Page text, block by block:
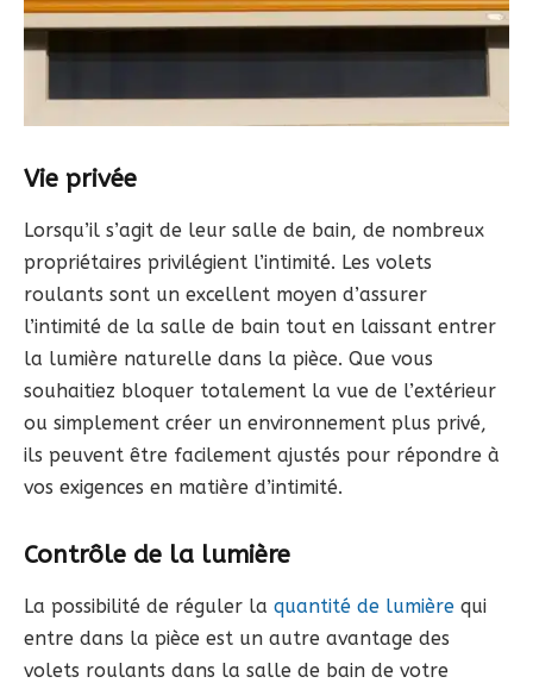
Vie privée
Lorsqu’il s’agit de leur salle de bain, de nombreux
propriétaires privilégient l’intimité. Les volets
roulants sont un excellent moyen d’assurer
l’intimité de la salle de bain tout en laissant entrer
la lumière naturelle dans la pièce. Que vous
souhaitiez bloquer totalement la vue de l’extérieur
ou simplement créer un environnement plus privé,
ils peuvent être facilement ajustés pour répondre à
vos exigences en matière d’intimité.
Contrôle de la lumière
La possibilité de réguler la quantité de lumière qui
entre dans la pièce est un autre avantage des
volets roulants dans la salle de bain de votre